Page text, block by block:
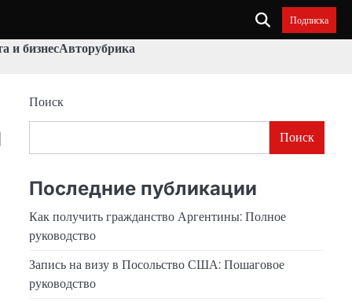
Подписка
и бизнесАвторубрика
Поиск
Поиск
Последние публикации
Как получить гражданство Аргентины: Полное
руководство
Запись на визу в Посольство США: Пошаговое
руководство